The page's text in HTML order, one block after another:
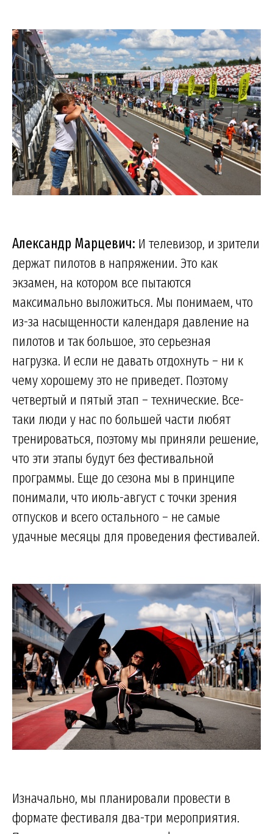
Александр Марцевич: И телевизор, и зрители
держат пилотов в напряжении. Это как
экзамен, на котором все пытаются
максимально выложиться. Мы понимаем, что
из-за насыщенности календаря давление на
пилотов и так большое, это серьезная
нагрузка. И если не давать отдохнуть – ни к
чему хорошему это не приведет. Поэтому
четвертый и пятый этап – технические. Все-
таки люди у нас по большей части любят
тренироваться, поэтому мы приняли решение,
что эти этапы будут без фестивальной
программы. Еще до сезона мы в принципе
понимали, что июль-август с точки зрения
отпусков и всего остального – не самые
удачные месяцы для проведения фестивалей.
Изначально, мы планировали провести в
формате фестиваля два-три мероприятия.